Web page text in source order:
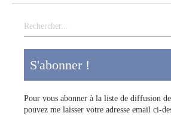
Rechercher
S'abonner !
Pour vous abonner à la liste de diffusion
pouvez me laisser votre adresse email ci-